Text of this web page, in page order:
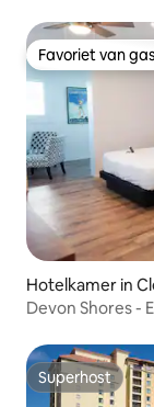
Favoriet van
Favoriet van
Hotelkamer in
Devon Shores -
Superhost
Superhost